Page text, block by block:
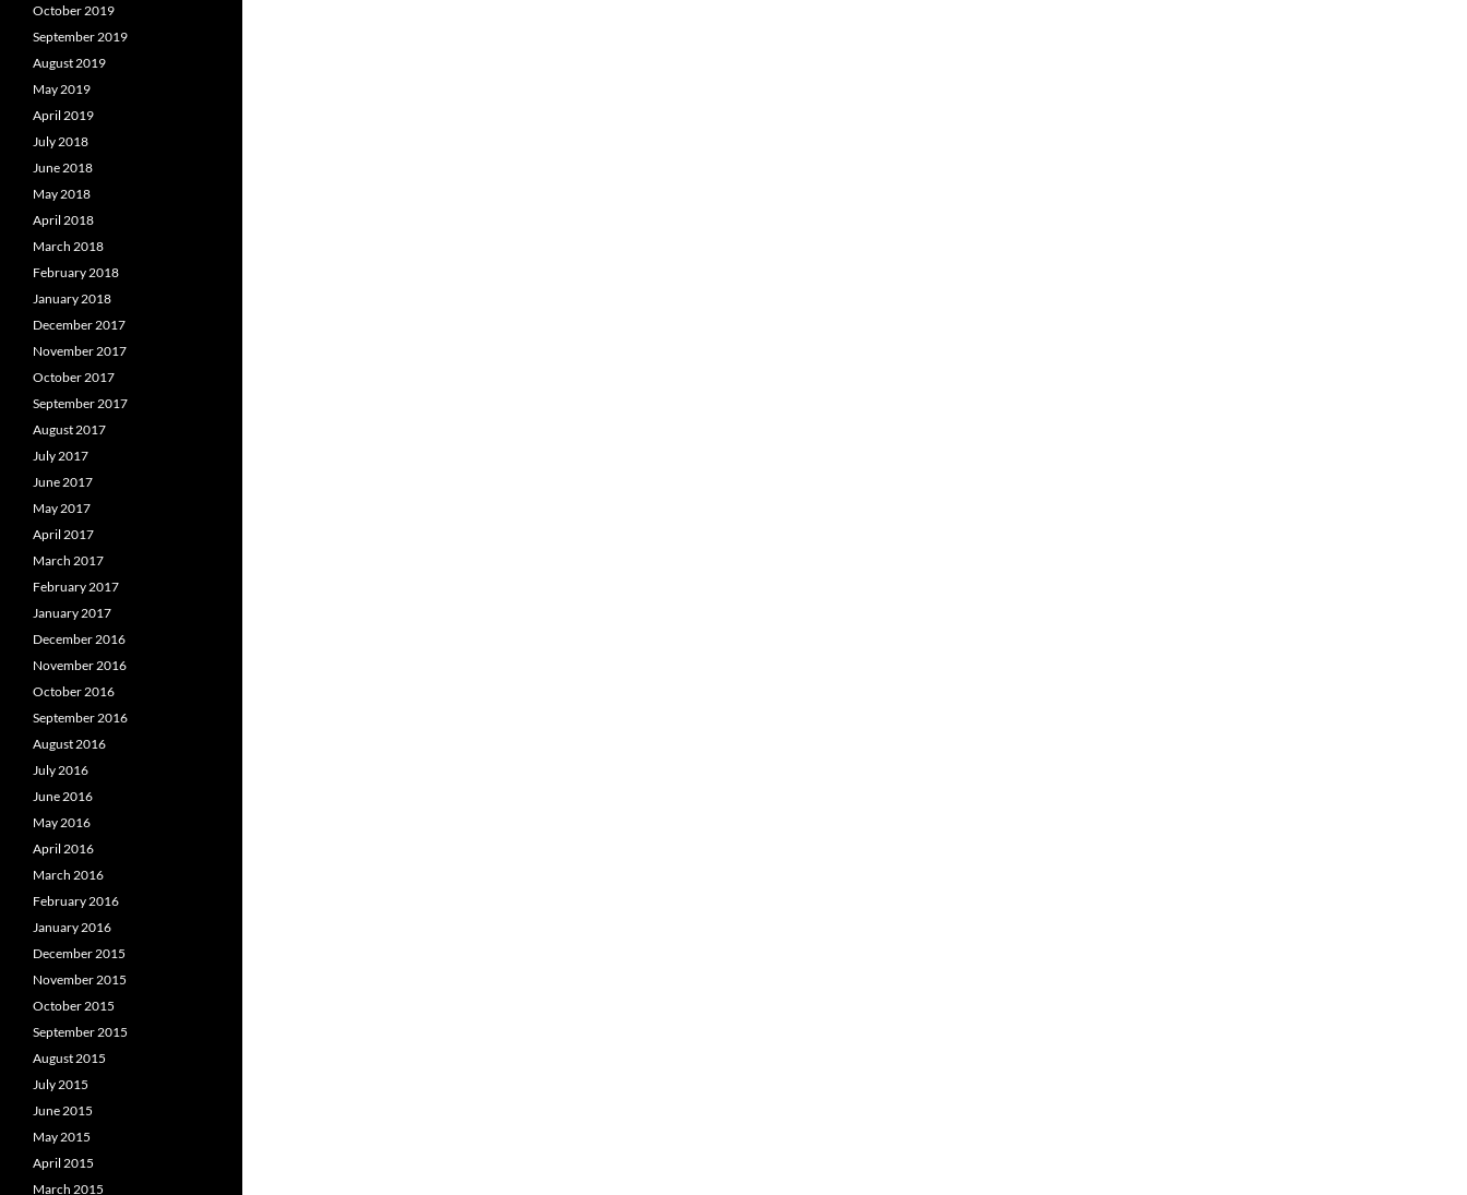
October 2019
September 2019
August 2019
May 2019
April 2019
July 2018
June 2018
May 2018
April 2018
March 2018
February 2018
January 2018
December 2017
November 2017
October 2017
September 2017
August 2017
July 2017
June 2017
May 2017
April 2017
March 2017
February 2017
January 2017
December 2016
November 2016
October 2016
September 2016
August 2016
July 2016
June 2016
May 2016
April 2016
March 2016
February 2016
January 2016
December 2015
November 2015
October 2015
September 2015
August 2015
July 2015
June 2015
May 2015
April 2015
March 2015